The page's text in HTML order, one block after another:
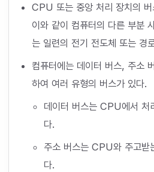
CPU 또는 중앙 처리 장치의
이와 같이 컴퓨터의 다른 부분
는 일련의 전기 전도체 또는 경
컴퓨터에는 데이터 버스, 주소
하여 여러 유형의 버스가 있다.
데이터 버스는 CPU에서 처
다.
주소 버스는 CPU와 주고받
다.